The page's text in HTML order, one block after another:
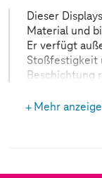
Dieser
Material und
Er verfügt
Stoßfestigkeit
Beschichtung
Mehr